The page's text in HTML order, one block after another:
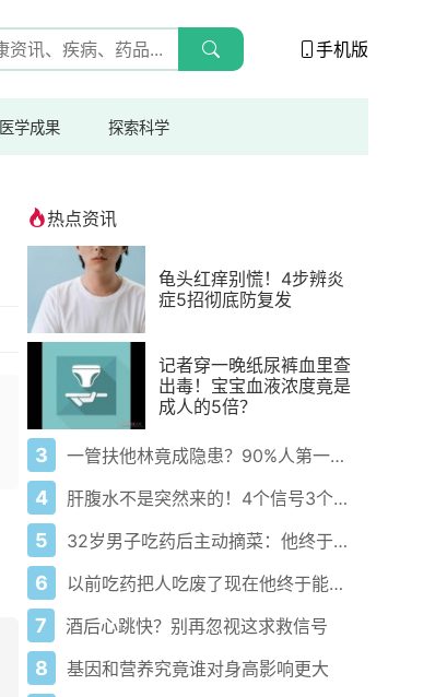
手机版
医学成果 探索科学
热点资讯
龟头红痒别慌！4步辨炎
症5招彻底防复发
记者穿一晚纸尿裤血里查
出毒！宝宝血液浓度竟是
成人的5倍？
3 一管扶他林竟成隐患？90%人第一步就错了！
4 肝腹水不是突然来的！4个信号3个管理要点别等肚子鼓起来
5 32岁男子吃药后主动摘菜：他终于活过来了？
6 以前吃药把人吃废了现在他终于能好起来了
7 酒后心跳快？别再忽视这求救信号
8 基因和营养究竟谁对身高影响更大